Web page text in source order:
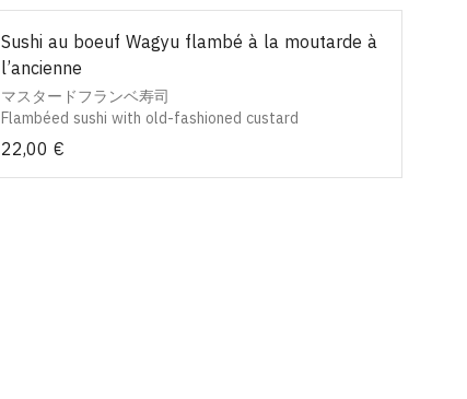
Sushi au boeuf Wagyu flambé à la moutarde à
l’ancienne
マスタードフランベ寿司
Flambéed sushi with old-fashioned custard
22,00 €